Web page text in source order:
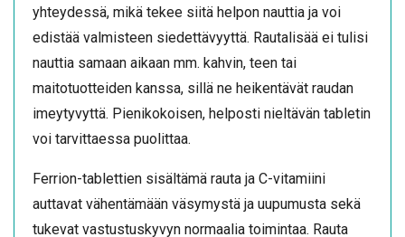
yhteydessä, mikä tekee siitä helpon nauttia ja voi
edistää valmisteen siedettävyyttä. Rautalisää ei tulisi
nauttia samaan aikaan mm. kahvin, teen tai
maitotuotteiden kanssa, sillä ne heikentävät raudan
imeytyvyttä. Pienikokoisen, helposti nieltävän tabletin
voi tarvittaessa puolittaa.
Ferrion-tablettien sisältämä rauta ja C-vitamiini
auttavat vähentämään väsymystä ja uupumusta sekä
tukevat vastustuskyvyn normaalia toimintaa. Rauta